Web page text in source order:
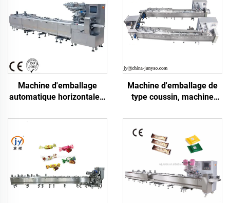
Machine d'emballage
automatique horizontale à
chocolatées et confiseries
Machine d'emballage de
type coussin, machine
machine d'emballage de
barres chocolatées